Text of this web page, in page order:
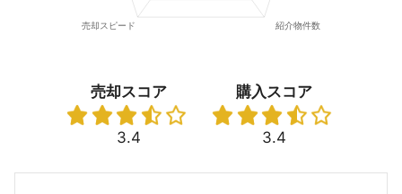
売却スコア
3.4
購入スコア
3.4